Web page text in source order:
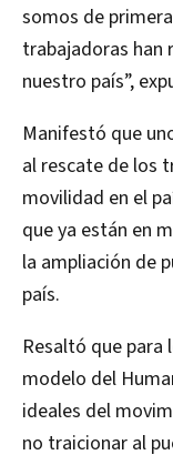
somos de
trabajadoras han
nuestro país”,
Manifestó que
al rescate de los
movilidad en el
que ya están en
la ampliación de
país.
Resaltó que para
modelo del
ideales del
no traicionar al